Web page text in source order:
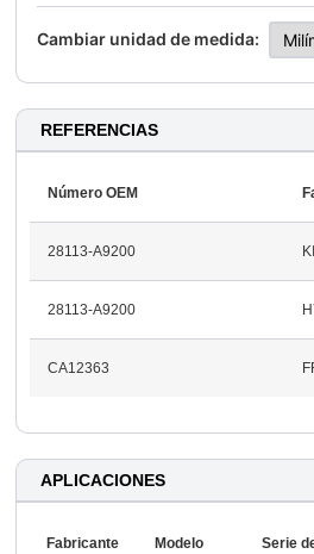
Cambiar unidad de medida:
REFERENCIAS
Número OEM
28113-A9200
28113-A9200
CA12363
APLICACIONES
Fabricante Modelo
Serie